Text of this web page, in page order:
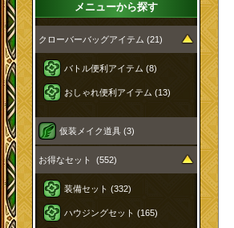
メニューから探す
クローバーバッグアイテム (21)
バトル便利アイテム (8)
おしゃれ便利アイテム (13)
仮装メイク道具 (3)
お得なセット (552)
装備セット (332)
ハウジングセット (165)